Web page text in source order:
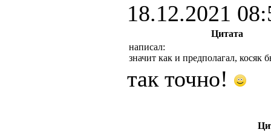
18.12.2021
Цитата
написал:
значит как и предполагал, косяк
так точно!